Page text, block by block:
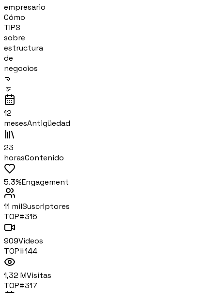
empresario
Cómo
TIPS
sobre
estructura
de
negocios
🤜
🤛
12
mesesAntigüedad
23
horasContenido
5.3%Engagement
11 milSuscriptores
TOP#315
909Vídeos
TOP#144
1,32 MVisitas
TOP#317